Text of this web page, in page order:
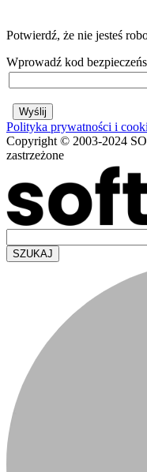
Potwierdź, że nie jesteś
Wprowadź kod
Polityka prywatności i
Copyright © 2003-2024
zastrzeżone